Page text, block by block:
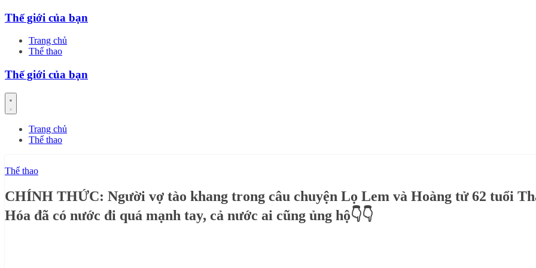
Skip
content
Thế giới của bạn
Trang chủ
Thể thao
Thế giới của bạn
Trang chủ
Thể thao
Thể thao
CHÍNH THỨC: Người vợ tào khang trong câu chuyện Lọ Lem và Hoàng tử 62 tuổi
Hóa đã có nước đi quá mạnh tay, cả nước ai cũng ủng hộ👇👇